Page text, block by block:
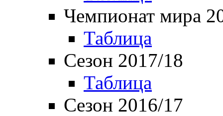
Чемпионат мира
Таблица
Сезон 2017/18
Таблица
Сезон 2016/17